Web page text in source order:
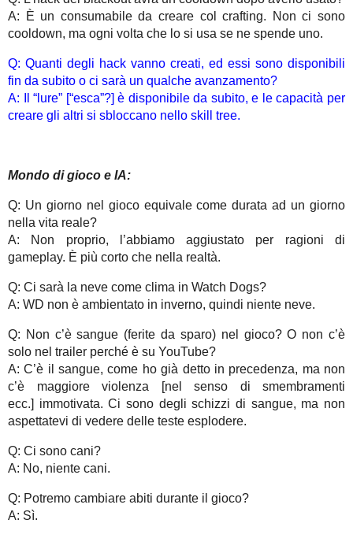
A: È un consumabile da creare col crafting. Non ci sono
cooldown, ma ogni volta che lo si usa se ne spende uno.
Q: Quanti degli hack vanno creati, ed essi sono disponibili
fin da subito o ci sarà un qualche avanzamento?
A: Il “lure” [“esca”?] è disponibile da subito, e le capacità per
creare gli altri si sbloccano nello skill tree.
Mondo di gioco e IA:
Q: Un giorno nel gioco equivale come durata ad un giorno
nella vita reale?
A: Non proprio, l’abbiamo aggiustato per ragioni di
gameplay. È più corto che nella realtà.
Q: Ci sarà la neve come clima in Watch Dogs?
A: WD non è ambientato in inverno, quindi niente neve.
Q: Non c’è sangue (ferite da sparo) nel gioco? O non c’è
solo nel trailer perché è su YouTube?
A: C’è il sangue, come ho già detto in precedenza, ma non
c’è maggiore violenza [nel senso di smembramenti
ecc.] immotivata. Ci sono degli schizzi di sangue, ma non
aspettatevi di vedere delle teste esplodere.
Q: Ci sono cani?
A: No, niente cani.
Q: Potremo cambiare abiti durante il gioco?
A: Sì.